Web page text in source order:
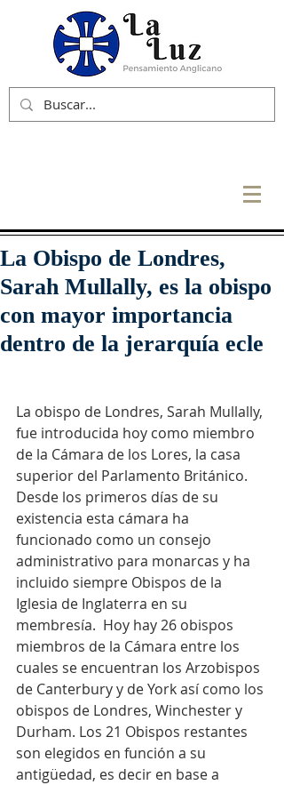
La Obispo de Londres,
Sarah Mullally, es la obispo
con mayor importancia
dentro de la jerarquía ecle
La obispo de Londres, Sarah Mullally,
fue introducida hoy como miembro
de la Cámara de los Lores, la casa
superior del Parlamento Británico.
Desde los primeros días de su
existencia esta cámara ha
funcionado como un consejo
administrativo para monarcas y ha
incluido siempre Obispos de la
Iglesia de Inglaterra en su
membresía.  Hoy hay 26 obispos
miembros de la Cámara entre los
cuales se encuentran los Arzobispos
de Canterbury y de York así como los
obispos de Londres, Winchester y
Durham. Los 21 Obispos restantes
son elegidos en función a su
antigüedad, es decir en base a